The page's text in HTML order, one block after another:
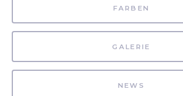
FARBEN
GALERIE
NEWS